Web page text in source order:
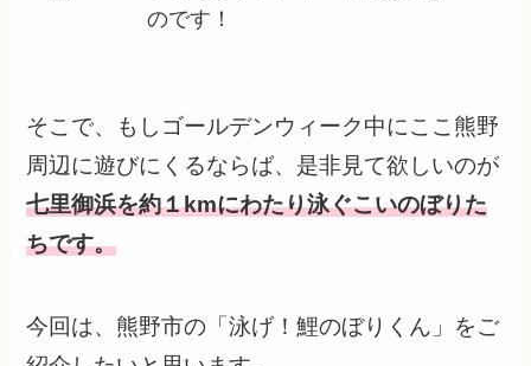
のです！
そこで、もしゴールデンウィーク中にここ熊野
周辺に遊びにくるならば、是非見て欲しいのが
七里御浜を約１kmにわたり泳ぐこいのぼりた
ちです。
今回は、熊野市の「泳げ！鯉のぼりくん」をご